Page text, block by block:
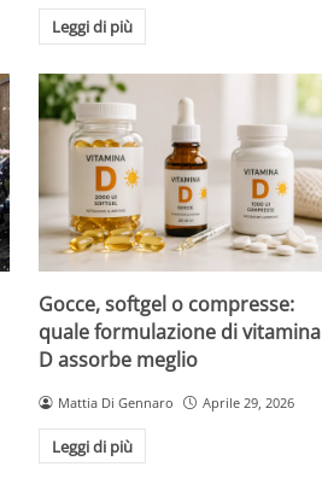
Leggi di più
Gocce, softgel o compresse:
quale formulazione di vitamina
D assorbe meglio
Mattia Di Gennaro Aprile 29, 2026
Leggi di più